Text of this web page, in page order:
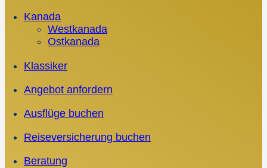
Kanada
Westkanada
Ostkanada
Klassiker
Angebot anfordern
Ausflüge buchen
Reiseversicherung buchen
Beratung